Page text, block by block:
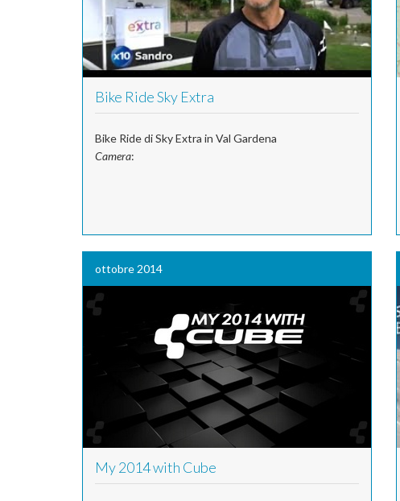
Bike Ride Sky Extra
Bike Ride di Sky Extra in Val Gardena
Camera:
ottobre 2014
My 2014 with Cube